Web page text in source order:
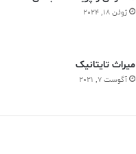
ژوئن 18, 2024
ميراث تايتانيک
آگوست 7, 2021